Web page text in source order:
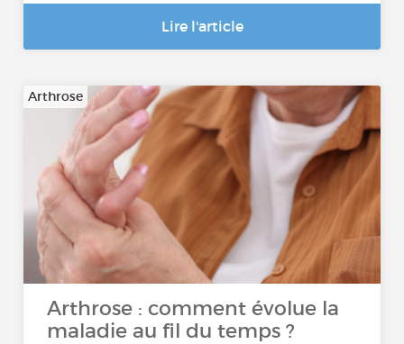
Lire l'article
Arthrose
Arthrose : comment évolue la
maladie au fil du temps ?